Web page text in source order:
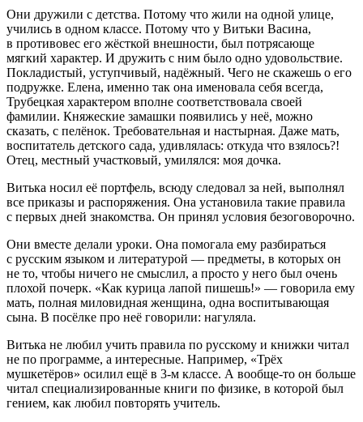
Они дружили с детства. Потому что жили на одной улице,
учились в одном классе. Потому что у Витьки Васина,
в противовес его жёсткой внешности, был потрясающе
мягкий характер. И дружить с ним было одно удовольствие.
Покладистый, уступчивый, надёжный. Чего не скажешь о его
подружке. Елена, именно так она именовала себя всегда,
Трубецкая характером вполне соответствовала своей
фамилии. Княжеские замашки появились у неё, можно
сказать, с пелёнок. Требовательная и настырная. Даже мать,
воспитатель детского сада, удивлялась: откуда что взялось?!
Отец, местный участковый, умилялся: моя дочка.
Витька носил её портфель, всюду следовал за ней, выполнял
все приказы и распоряжения. Она установила такие правила
с первых дней знакомства. Он принял условия безоговорочно.
Они вместе делали уроки. Она помогала ему разбираться
с русским языком и литературой — предметы, в которых он
не то, чтобы ничего не смыслил, а просто у него был очень
плохой почерк. «Как курица лапой пишешь!» — говорила ему
мать, полная миловидная женщина, одна воспитывающая
сына. В посёлке про неё говорили: нагуляла.
Витька не любил учить правила по русскому и книжки читал
не по программе, а интересные. Например, «Трёх
мушкетёров» осилил ещё в 3-м классе. А вообще-то он больше
читал специализированные книги по физике, в которой был
гением, как любил повторять учитель.